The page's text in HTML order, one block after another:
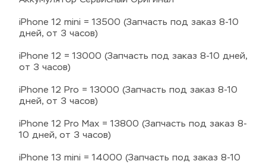
iPhone 12 mini = 13500 (Запчасть под заказ 8-10
дней, от 3 часов)
iPhone 12 = 13000 (Запчасть под заказ 8-10 дней,
от 3 часов)
iPhone 12 Pro = 13000 (Запчасть под заказ 8-10
дней, от 3 часов)
iPhone 12 Pro Max = 13800 (Запчасть под заказ 8-
10 дней, от 3 часов)
iPhone 13 mini = 14000 (Запчасть под заказ 8-10